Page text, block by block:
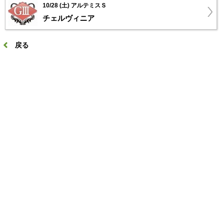
10/28 (土) アルテミスＳ
チェルヴィニア
戻る